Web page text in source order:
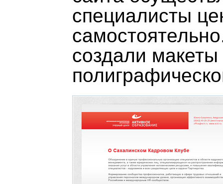
специалисты
создали макеты